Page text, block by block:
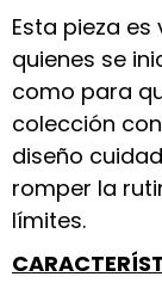
Esta pieza
quienes se
como para
colección
diseño
romper la
límites.